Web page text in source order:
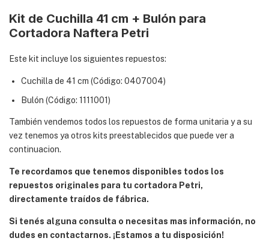
Kit de Cuchilla 41 cm + Bulón para
Cortadora Naftera Petri
Este kit incluye los siguientes repuestos:
Cuchilla de 41 cm (Código: 0407004)
Bulón (Código: 1111001)
También vendemos todos los repuestos de forma unitaria y a su
vez tenemos ya otros kits preestablecidos que puede ver a
continuacion.
Te recordamos que tenemos disponibles todos los
repuestos originales para tu cortadora Petri,
directamente traídos de fábrica.
Si tenés alguna consulta o necesitas mas información, no
dudes en contactarnos. ¡Estamos a tu disposición!